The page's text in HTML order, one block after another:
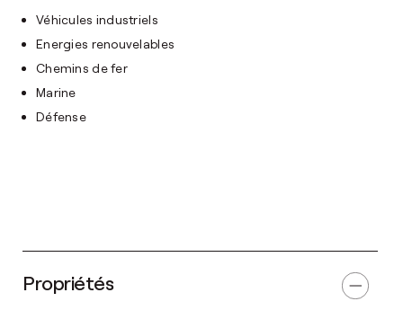
Véhicules industriels
Energies renouvelables
Chemins de fer
Marine
Défense
Propriétés